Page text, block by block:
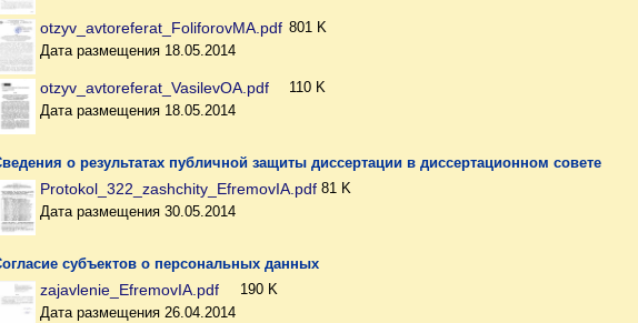
otzyv_avtoreferat_FoliforovMA.pdf
Дата размещения 18.05.2014
801 K
otzyv_avtoreferat_VasilevOA.pdf
Дата размещения 18.05.2014
110 K
о результатах публичной защиты диссертации в диссертационном совете
Protokol_322_zashchity_EfremovIA.pdf
Дата размещения 30.05.2014
81 K
субъектов о персональных данных
zajavlenie_EfremovIA.pdf
Дата размещения 26.04.2014
190 K